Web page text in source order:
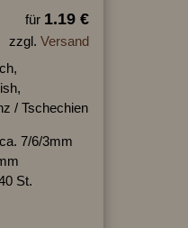
für 1.19 €
zzgl. Versand
/ Tschechien
7/6/3mm
St.